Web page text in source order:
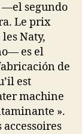
—el segundo
Le prix
Naty,
es el
de
est
machine
».